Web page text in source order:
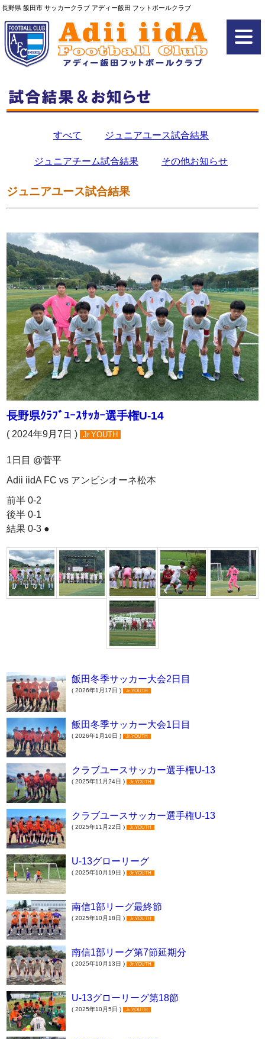
長野県 飯田市 サッカークラブ アディー飯田 フットボールクラブ
すべて ジュニアユース試合結果
ジュニアチーム試合結果 その他お知らせ
ジュニアユース試合結果
長野県ｸﾗﾌﾞﾕｰｽｻｯｶｰ選手権U-14
( 2024年9月7日 ) Jr.YOUTH
1日目 @菅平
Adii iidA FC vs アンビシオーネ松本
前半 0-2
後半 0-1
結果 0-3 ●
飯田冬季サッカー大会2日目
( 2026年1月17日 ) Jr.YOUTH
飯田冬季サッカー大会1日目
( 2026年1月10日 ) Jr.YOUTH
クラブユースサッカー選手権U-13
( 2025年11月24日 ) Jr.YOUTH
クラブユースサッカー選手権U-13
( 2025年11月22日 ) Jr.YOUTH
U-13グローリーグ
( 2025年10月19日 ) Jr.YOUTH
南信1部リーグ最終節
( 2025年10月18日 ) Jr.YOUTH
南信1部リーグ第7節延期分
( 2025年10月13日 ) Jr.YOUTH
U-13グローリーグ第18節
( 2025年10月5日 ) Jr.YOUTH